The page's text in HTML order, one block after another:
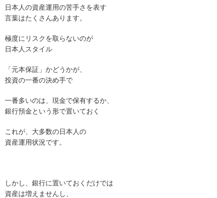
日本人の資産運用の苦手さを表す
言葉はたくさんあります。
極度にリスクを取らないのが
日本人スタイル
「元本保証」かどうかが、
投資の一番の決め手で
一番多いのは、現金で保有するか、
銀行預金という形で置いておく
これが、大多数の日本人の
資産運用状況です。
しかし、銀行に置いておくだけでは
資産は増えませんし、